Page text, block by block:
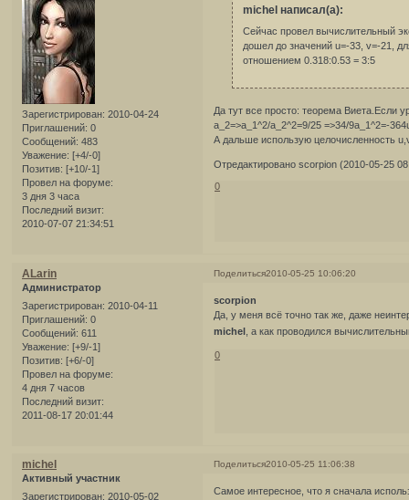
Зарегистрирован: 2010-04-24
Приглашений: 0
Сообщений: 483
Уважение: [+4/-0]
Позитив: [+10/-1]
Провел на форуме:
3 дня 3 часа
Последний визит:
2010-07-07 21:34:51
michel написал(а):
Сейчас провел вычислительный
дошел до значений u=-33, v=-21,
отношением 0.318:0.53 = 3:5
Да тут все просто: теорема Виета.Если
a_2=>a_1^2/a_2^2=9/25 =>34/9a_1^2=-
А дальше использую целочисленность
Отредактировано scorpion (2010-05-25
0
Поделиться2010-05-25 10:06:20
ALarin
Администратор
Зарегистрирован: 2010-04-11
Приглашений: 0
Сообщений: 611
Уважение: [+9/-1]
Позитив: [+6/-0]
Провел на форуме:
4 дня 7 часов
Последний визит:
2011-08-17 20:01:44
scorpion
Да, у меня всё точно так же, даже
michel , а как проводился
0
Поделиться2010-05-25 11:06:38
michel
Активный участник
Зарегистрирован: 2010-05-02
Самое интересное, что я сначала